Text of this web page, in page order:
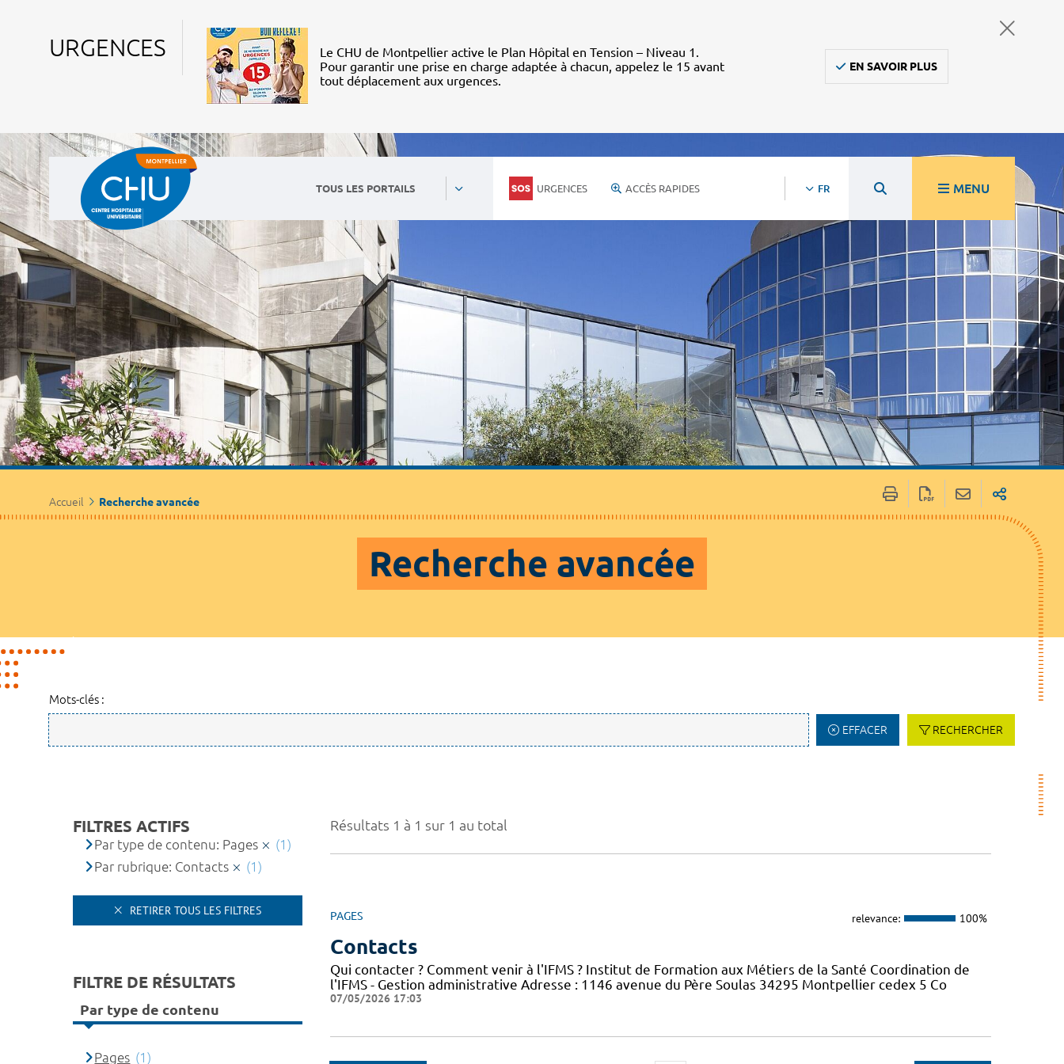
URGENCES
Le CHU de Montpellier active le Plan Hôpital en Tension – Niveau 1.
Pour garantir une prise en charge adaptée à chacun, appelez le 15 avant
tout déplacement aux urgences.
EN SAVOIR PLUS
TOUS LES PORTAILS URGENCES ACCÈS RAPIDES FR MENU
Accueil Recherche avancée
Recherche avancée
Mots-clés :
EFFACER RECHERCHER
Résultats 1 à 1 sur 1 au total
PAGES relevance: 100%
Contacts
Qui contacter ? Comment venir à l'IFMS ? Institut de Formation aux Métiers de la Santé Coordination de
l'IFMS - Gestion administrative Adresse : 1146 avenue du Père Soulas 34295 Montpellier cedex 5 Co
07/05/2026 17:03
FILTRES ACTIFS
Par type de contenu: Pages
(1)
Par rubrique: Contacts
(1)
RETIRER TOUS LES FILTRES
FILTRE DE RÉSULTATS
Par type de contenu
Pages (1)